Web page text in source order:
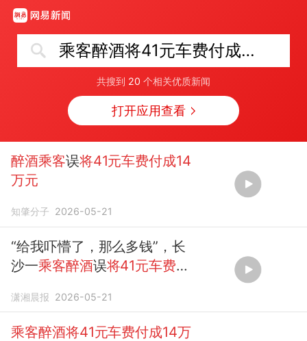
乘客醉酒将41元车费付成14万元
共搜到 20 个相关优质新闻
打开应用查看
醉酒乘客误将41元车费付成14
万元
知肇分子 2026-05-21
“给我吓懵了，那么多钱”，长
沙一乘客醉酒误将41元车费付
潇湘晨报 2026-05-21
乘客醉酒将41元车费付成14万